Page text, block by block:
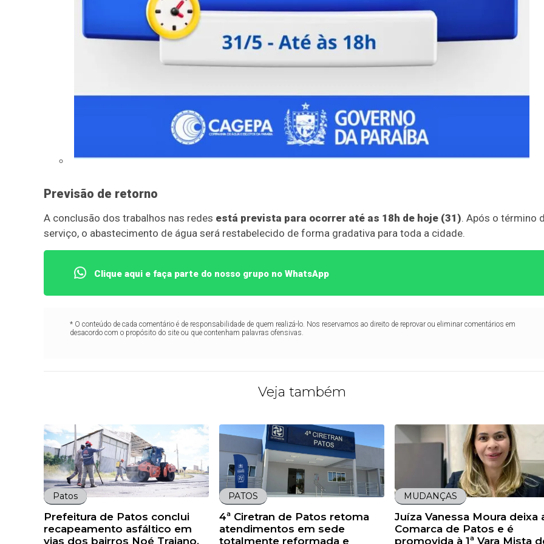
Previsão de retorno
A conclusão dos trabalhos nas redes está prevista para ocorrer até as 18h de hoje (31). Após o término
serviço, o abastecimento de água será restabelecido de forma gradativa para toda a cidade.
Clique aqui e faça parte do nosso grupo no WhatsApp
* O conteúdo de cada comentário é de responsabilidade de quem realizá-lo. Nos reservamos ao direito de reprovar ou eliminar comentários em
desacordo com o propósito do site ou que contenham palavras ofensivas.
Veja também
Patos
Prefeitura de Patos conclui
recapeamento asfáltico em
vias dos bairros Noé Trajano,
PATOS
4ª Ciretran de Patos retoma
atendimentos em sede
totalmente reformada e
MUDANÇAS
Juíza Vanessa Moura deixa
Comarca de Patos e é
promovida à 1ª Vara Mista